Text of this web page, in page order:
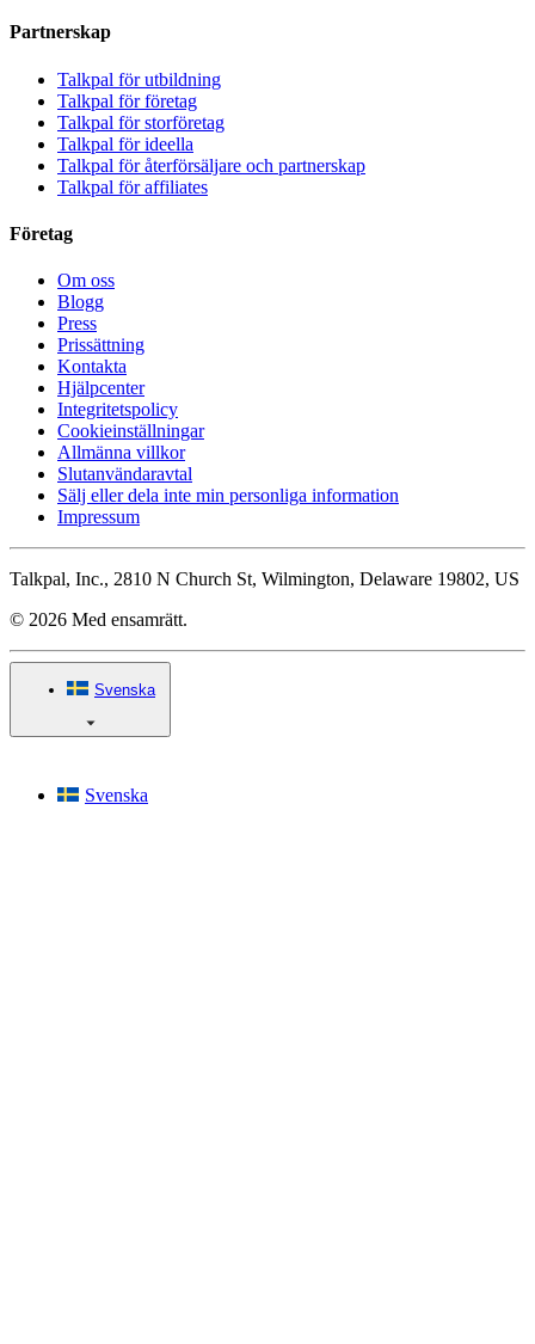
Partnerskap
Talkpal för utbildning
Talkpal för företag
Talkpal för storföretag
Talkpal för ideella
Talkpal för återförsäljare och partnerskap
Talkpal för affiliates
Företag
Om oss
Blogg
Press
Prissättning
Kontakta
Hjälpcenter
Integritetspolicy
Cookieinställningar
Allmänna villkor
Slutanvändaravtal
Sälj eller dela inte min personliga information
Impressum
Talkpal, Inc., 2810 N Church St, Wilmington, Delaware 19802, US
© 2026 Med ensamrätt.
Svenska
Svenska